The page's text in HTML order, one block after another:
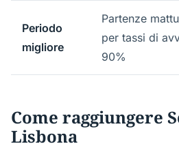
Periodo
migliore
Partenze
per tassi di
90%
Come raggiungere
Lisbona